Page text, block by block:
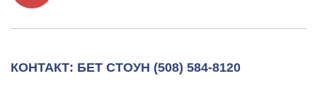
КОНТАКТ: БЕТ СТОУН (508) 584-8120